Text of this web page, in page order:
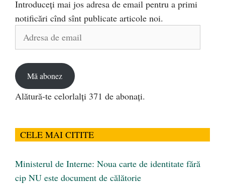
Introduceți mai jos adresa de email pentru a primi
notificări cînd sînt publicate articole noi.
Adresa
Mă abonez
Alătură-te celorlalți 371 de abonați.
CELE MAI CITITE
Ministerul de Interne: Noua carte de identitate fără
cip NU este document de călătorie